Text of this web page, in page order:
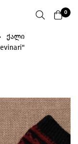
0
ქალი